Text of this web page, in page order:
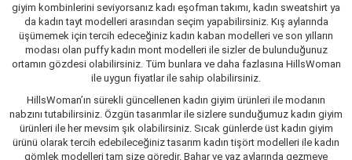
giyim kombinlerini seviyorsanız kadı eşofman takımı, kadın sweatshirt ya
da kadın tayt modelleri arasından seçim yapabilirsiniz. Kış aylarında
üşümemek için tercih edeceğiniz kadın kaban modelleri ve son yılların
modası olan puffy kadın mont modelleri ile sizler de bulunduğunuz
ortamın gözdesi olabilirsiniz. Tüm bunlara ve daha fazlasına HillsWoman
ile uygun fiyatlar ile sahip olabilirsiniz.
HillsWoman’ın sürekli güncellenen kadın giyim ürünleri ile modanın
nabzını tutabilirsiniz. Özgün tasarımlar ile sizlere sunduğumuz kadın giyim
ürünleri ile her mevsim şık olabilirsiniz. Sıcak günlerde üst kadın giyim
ürünü olarak tercih edebileceğiniz tasarım kadın tişört modelleri ile kadın
gömlek modelleri tam size göredir. Bahar ve yaz aylarında gezmeye